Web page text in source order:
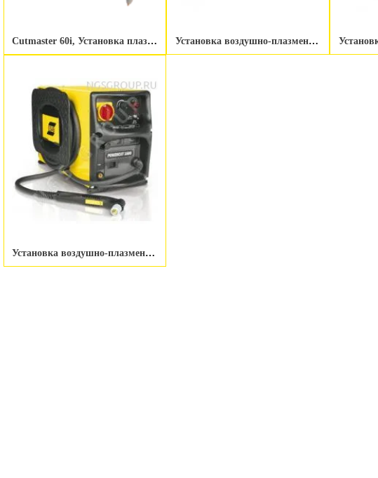
Cutmaster 60i, Установка плазменной резки, резак SL60QD ESAB Установка воздушно-плазменной резки ESAB PowerCut 900 400V 7M Plasmacut
Установка воздушно-плазменной резки ESAB PowerCut 1600 400V 15m Plasma